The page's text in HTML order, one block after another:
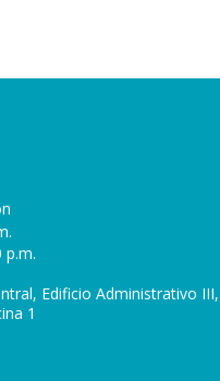
p.m.
Edificio Administrativo III,
1